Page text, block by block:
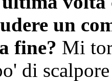
un
fine? Mi
di